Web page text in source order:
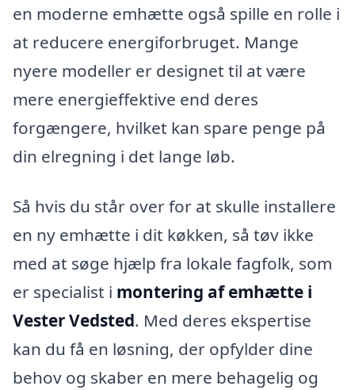
en moderne emhætte også spille en rolle i
at reducere energiforbruget. Mange
nyere modeller er designet til at være
mere energieffektive end deres
forgængere, hvilket kan spare penge på
din elregning i det lange løb.
Så hvis du står over for at skulle installere
en ny emhætte i dit køkken, så tøv ikke
med at søge hjælp fra lokale fagfolk, som
er specialist i montering af emhætte i
Vester Vedsted. Med deres ekspertise
kan du få en løsning, der opfylder dine
behov og skaber en mere behagelig og